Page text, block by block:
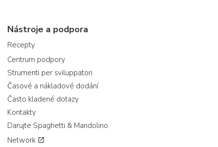
Nástroje a podpora
Recepty
Centrum podpory
Strumenti per sviluppatori
Časové a nákladové dodání
Často kladené dotazy
Kontakty
Darujte Spaghetti & Mandolino
Network